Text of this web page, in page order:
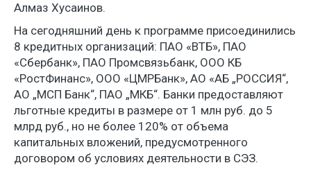
Алмаз Хусаинов.
На сегодняшний день к программе присоединились
8 кредитных организаций: ПАО «ВТБ», ПАО
«Сбербанк», ПАО Промсвязьбанк, ООО КБ
«РостФинанс», ООО «ЦМРБанк», АО «АБ „РОССИЯ“,
АО „МСП Банк“, ПАО „МКБ“. Банки предоставляют
льготные кредиты в размере от 1 млн руб. до 5
млрд руб., но не более 120% от объема
капитальных вложений, предусмотренного
договором об условиях деятельности в СЭЗ.